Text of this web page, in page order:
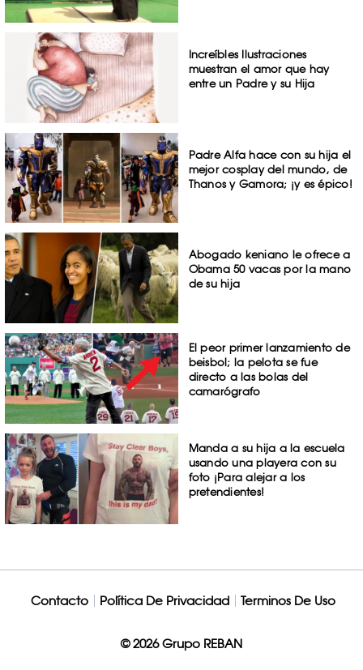
Increíbles Ilustraciones
muestran el amor que hay
entre un Padre y su Hija
Padre Alfa hace con su hija el
mejor cosplay del mundo, de
Thanos y Gamora; ¡y es épico!
Abogado keniano le ofrece a
Obama 50 vacas por la mano
de su hija
El peor primer lanzamiento de
beisbol; la pelota se fue
directo a las bolas del
camarógrafo
Manda a su hija a la escuela
usando una playera con su
foto ¡Para alejar a los
pretendientes!
Contacto Política De Privacidad Terminos De Uso
© 2026 Grupo REBAN